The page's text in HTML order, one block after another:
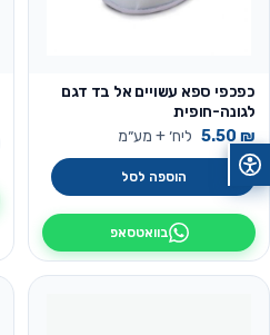
כפכפי ספא עשויים אל בד דגם
לגונה-חופית
5.50 ₪ ליח׳ + מע״מ
הוספה לסל
בוואטסאפ